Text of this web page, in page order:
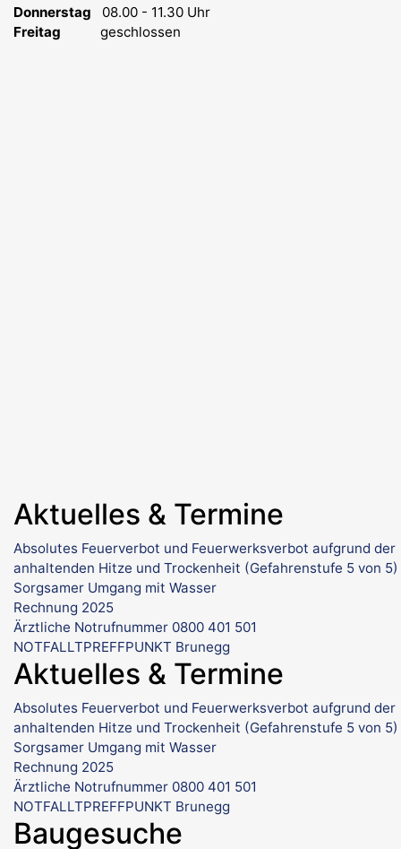
Donnerstag 08.00 - 11.30 Uhr
Freitag geschlossen
Aktuelles & Termine
Absolutes Feuerverbot und Feuerwerksverbot aufgrund der
anhaltenden Hitze und Trockenheit (Gefahrenstufe 5 von 5)
Sorgsamer Umgang mit Wasser
Rechnung 2025
Ärztliche Notrufnummer 0800 401 501
NOTFALLTPREFFPUNKT Brunegg
Aktuelles & Termine
Absolutes Feuerverbot und Feuerwerksverbot aufgrund der
anhaltenden Hitze und Trockenheit (Gefahrenstufe 5 von 5)
Sorgsamer Umgang mit Wasser
Rechnung 2025
Ärztliche Notrufnummer 0800 401 501
NOTFALLTPREFFPUNKT Brunegg
Baugesuche